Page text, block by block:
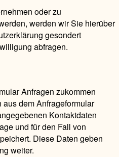
oder zu
werden wir Sie hierüber
gesondert
abfragen.
Anfragen zukommen
dem Anfrageformular
Kontaktdaten
und für den Fall von
Diese Daten geben
weiter.